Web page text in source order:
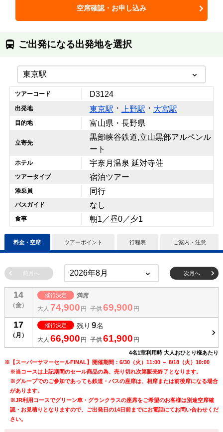
空席確認・お申し込み
ご出発になる出発地を選択
ツアーコード D3124
出発地 東京駅 ・ 上野駅 ・ 大宮駅
目的地 富山県・長野県
立寄先
黒部峡谷鉄道,立山黒部アルペンル
ート
ホテル 宇奈月温泉 延対寺荘
ツアータイプ 宿泊ツアー
添乗員 同行
バスガイド なし
食事 朝1／昼0／夕1
料金・空席 ツアーポイント 行程表 ご案内・注意
前月へ 次月へ
14
（金）
催行決定 満席
大人 74,900 円 子供69,900 円
17
（月）
催行決定 残り 9名
大人 66,900 円 子供61,900 円
4名1室利用時 大人おひとり様あたり
※【スーパーサマーセールFINAL】開催期間：6/30（火）11:00 ～ 8/18（火）10:00
※当コースは上記期間のセール商品の為、売り切れ次第販売終了となります。
※グループでのご参加であっても鉄道・バスの座席は、相席または前後席になる場合
があります。
※JR利用コースでグリーン車・グランクラスの座席をご希望のお客様は別途空席確
認・お見積りとなりますので、ご出発日の14日前までにお電話にてお問い合わせくだ
さい。